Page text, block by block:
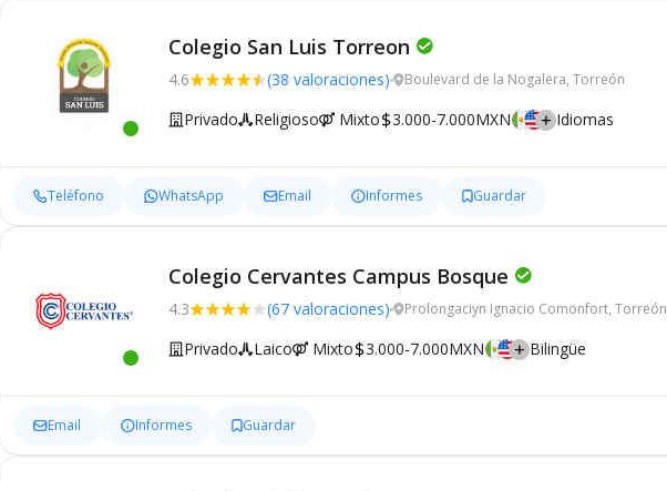
Colegio San Luis Torreon
4.6 (38 valoraciones) Boulevard de la Nogalera, Torreón
Privado Religioso Mixto 3.000-7.000MXN Idiomas
Teléfono WhatsApp Email Informes Guardar
Colegio Cervantes Campus Bosque
4.3 (67 valoraciones) Prolongaciуn Ignacio Comonfort, Torreón
Privado Laico Mixto 3.000-7.000MXN Bilingüe
Email Informes Guardar